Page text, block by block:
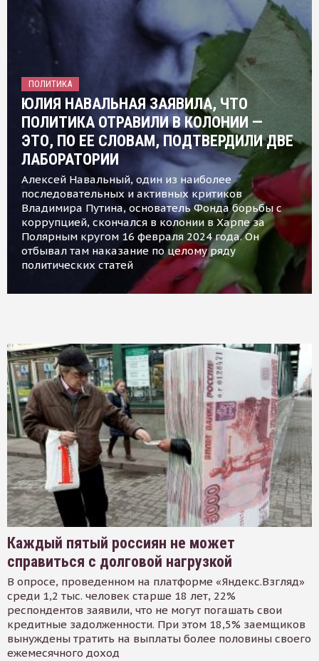
ПОЛИТИКА
ЮЛИЯ НАВАЛЬНАЯ ЗАЯВИЛА, ЧТО
ПОЛИТИКА ОТРАВИЛИ В КОЛОНИИ —
ЭТО, ПО ЕЕ СЛОВАМ, ПОДТВЕРДИЛИ ДВЕ
ЛАБОРАТОРИИ
Алексей Навальный, один из наиболее
последовательных и активных критиков
Владимира Путина, основатель Фонда борьбы с
коррупцией, скончался в колонии в Харпе за
Полярным кругом 16 февраля 2024 года. Он
отбывал там наказание по целому ряду
политических статей
Каждый пятый россиян не может
справиться с долговой нагрузкой
В опросе, проведенном на платформе «Яндекс.Взгляд»
среди 1,2 тыс. человек старше 18 лет, 22%
респондентов заявили, что не могут погашать свои
кредитные задолженности. При этом 18,5% заемщиков
вынуждены тратить на выплаты более половины своего
ежемесячного доход